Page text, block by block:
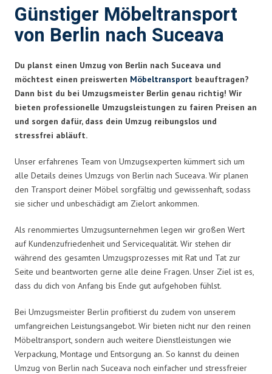
Günstiger Möbeltransport
von Berlin nach Suceava
Du planst einen Umzug von Berlin nach Suceava und
möchtest einen preiswerten Möbeltransport beauftragen?
Dann bist du bei Umzugsmeister Berlin genau richtig! Wir
bieten professionelle Umzugsleistungen zu fairen Preisen an
und sorgen dafür, dass dein Umzug reibungslos und
stressfrei abläuft.
Unser erfahrenes Team von Umzugsexperten kümmert sich um
alle Details deines Umzugs von Berlin nach Suceava. Wir planen
den Transport deiner Möbel sorgfältig und gewissenhaft, sodass
sie sicher und unbeschädigt am Zielort ankommen.
Als renommiertes Umzugsunternehmen legen wir großen Wert
auf Kundenzufriedenheit und Servicequalität. Wir stehen dir
während des gesamten Umzugsprozesses mit Rat und Tat zur
Seite und beantworten gerne alle deine Fragen. Unser Ziel ist es,
dass du dich von Anfang bis Ende gut aufgehoben fühlst.
Bei Umzugsmeister Berlin profitierst du zudem von unserem
umfangreichen Leistungsangebot. Wir bieten nicht nur den reinen
Möbeltransport, sondern auch weitere Dienstleistungen wie
Verpackung, Montage und Entsorgung an. So kannst du deinen
Umzug von Berlin nach Suceava noch einfacher und stressfreier